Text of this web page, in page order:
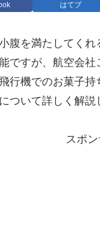
はてブ
腹を満たしてく
ですが、航空会
行機でのお菓子
ついて詳しく解説
スポ